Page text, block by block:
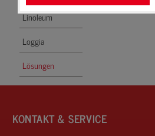
Linoleum
Loggia
Lösungen
KONTAKT & SERVICE